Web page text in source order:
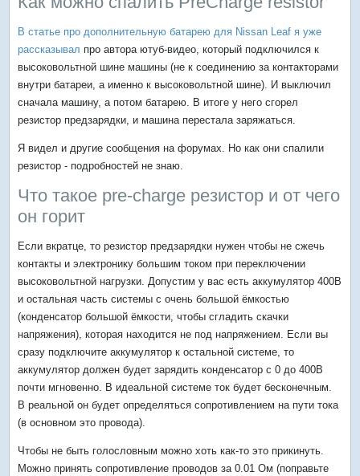
В статье про дополнительную батарею для Nissan Leaf я уже
рассказывал про автора ютуб-видео, который подключился к
высоковольтной шине машины (не к соединению за контакторами
внутри батареи, а именно к высоковольтной шине). И выключил
сначала машину, а потом батарею. В итоге у него сгорел
резистор предзарядки, и машина перестала заряжаться.
Я видел и другие сообщения на форумах. Но как они спалили
резистор - подробностей не знаю.
Что такое pre-charge резистор и от чего
он горит
Если вкратце, то резистор предзарядки нужен чтобы не сжечь
контакты и электронику большим током при переключении
высоковольтной нагрузки. Допустим у вас есть аккумулятор 400В
и остальная часть системы с очень большой ёмкостью
(конденсатор большой ёмкости, чтобы сгладить скачки
напряжения), которая находится не под напряжением. Если вы
сразу подключите аккумулятор к остальной системе, то
аккумулятор должен будет зарядить конденсатор с 0 до 400В
почти мгновенно. В идеальной системе ток будет бесконечным.
В реальной он будет определяться сопротивлением на пути тока
(в основном это провода).
Чтобы не быть голословным можно хоть как-то это прикинуть.
Можно принять сопротивление проводов за 0.01 Ом (поправьте